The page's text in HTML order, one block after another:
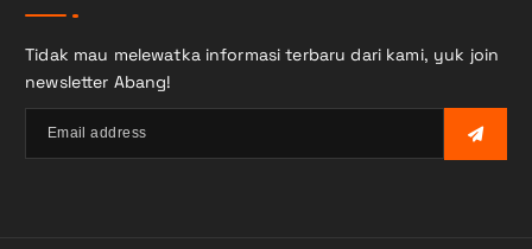
Tidak mau melewatka informasi terbaru dari kami, yuk join
newsletter Abang!